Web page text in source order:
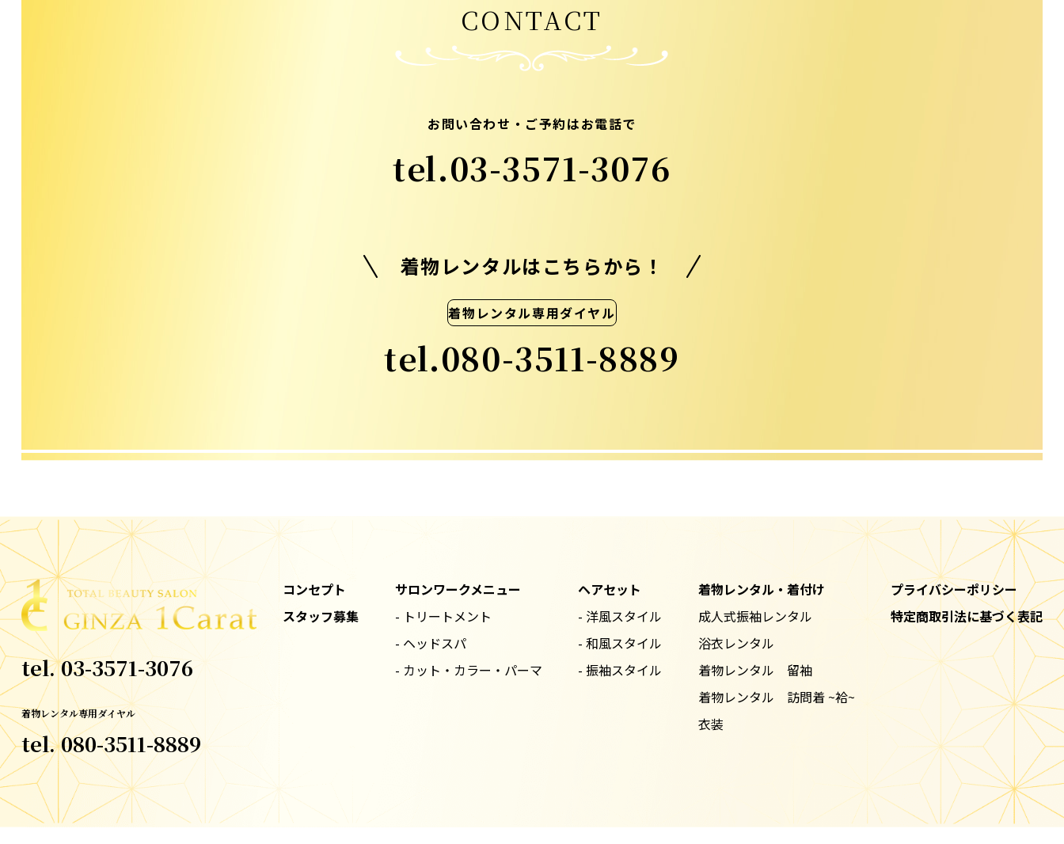
CONTACT
お問い合わせ・ご予約はお電話で
tel.03-3571-3076
着物レンタルはこちらから！
着物レンタル専用ダイヤル
tel.080-3511-8889
tel.03-3571-3076
着物レンタル専用ダイヤル
tel.080-3511-8889
コンセプト
スタッフ募集
サロンワークメニュー
- トリートメント
- ヘッドスパ
- カット・カラー・パーマ
ヘアセット
- 洋風スタイル
- 和風スタイル
- 振袖スタイル
着物レンタル・着付け
成人式振袖レンタル
浴衣レンタル
着物レンタル 留袖
着物レンタル 訪問着 ~袷~
衣装
プライバシーポリシー
特定商取引法に基づく表記